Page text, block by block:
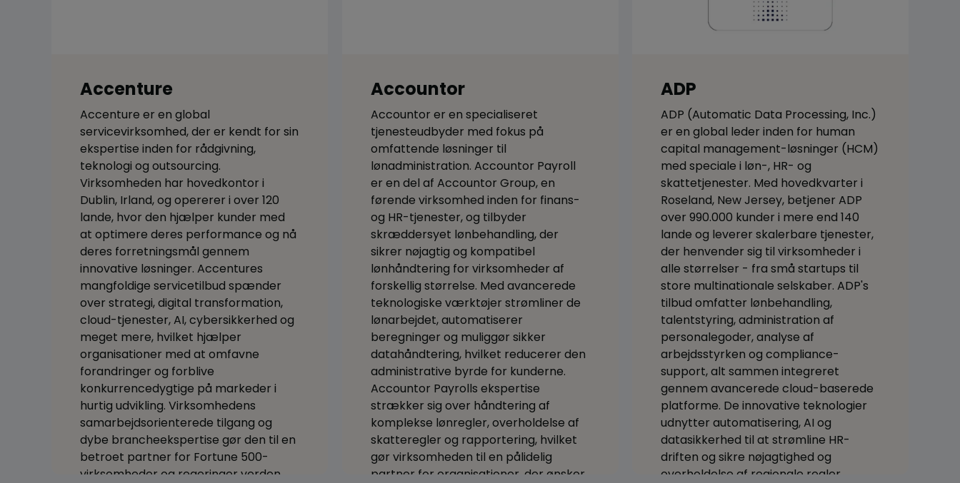
Accenture
Accenture er en global
servicevirksomhed, der er kendt for sin
ekspertise inden for rådgivning,
teknologi og outsourcing.
Virksomheden har hovedkontor i
Dublin, Irland, og opererer i over 120
lande, hvor den hjælper kunder med
at optimere deres performance og nå
deres forretningsmål gennem
innovative løsninger. Accentures
mangfoldige servicetilbud spænder
over strategi, digital transformation,
cloud-tjenester, AI, cybersikkerhed og
meget mere, hvilket hjælper
organisationer med at omfavne
forandringer og forblive
konkurrencedygtige på markeder i
hurtig udvikling. Virksomhedens
samarbejdsorienterede tilgang og
dybe brancheekspertise gør den til en
betroet partner for Fortune 500-
virksomheder og regeringer verden
Accountor
Accountor er en specialiseret
tjenesteudbyder med fokus på
omfattende løsninger til
lønadministration. Accountor Payroll
er en del af Accountor Group, en
førende virksomhed inden for finans-
og HR-tjenester, og tilbyder
skræddersyet lønbehandling, der
sikrer nøjagtig og kompatibel
lønhåndtering for virksomheder af
forskellig størrelse. Med avancerede
teknologiske værktøjer strømliner de
lønarbejdet, automatiserer
beregninger og muliggør sikker
datahåndtering, hvilket reducerer den
administrative byrde for kunderne.
Accountor Payrolls ekspertise
strækker sig over håndtering af
komplekse lønregler, overholdelse af
skatteregler og rapportering, hvilket
gør virksomheden til en pålidelig
partner for organisationer, der ønsker
ADP
ADP (Automatic Data Processing, Inc.)
er en global leder inden for human
capital management-løsninger (HCM)
med speciale i løn-, HR- og
skattetjenester. Med hovedkvarter i
Roseland, New Jersey, betjener ADP
over 990.000 kunder i mere end 140
lande og leverer skalerbare tjenester,
der henvender sig til virksomheder i
alle størrelser - fra små startups til
store multinationale selskaber. ADP's
tilbud omfatter lønbehandling,
talentstyring, administration af
personalegoder, analyse af
arbejdsstyrken og compliance-
support, alt sammen integreret
gennem avancerede cloud-baserede
platforme. De innovative teknologier
udnytter automatisering, AI og
datasikkerhed til at strømline HR-
driften og sikre nøjagtighed og
overholdelse af regionale regler.